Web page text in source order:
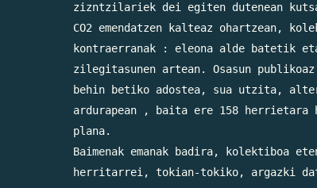
zizntzilariek dei egiten dutenean
CO2 emendatzen kalteaz ohartzean,
kontraerranak : eleona alde batetik
zilegitasunen artean. Osasun
behin betiko adostea, sua utzita,
ardurapean , baita ere 158 herrietara
plana.
Baimenak emanak badira, kolektiboa